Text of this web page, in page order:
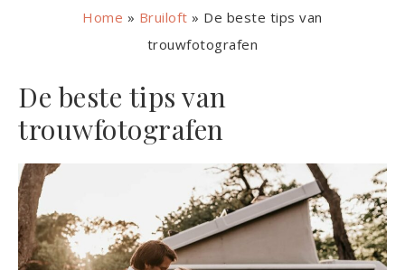
Home » Bruiloft » De beste tips van
trouwfotografen
De beste tips van
trouwfotografen